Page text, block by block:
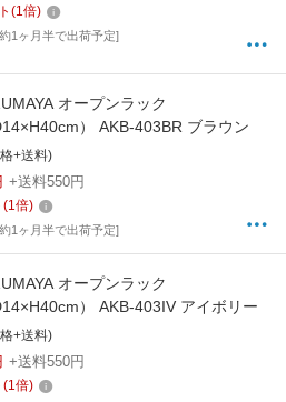
(1倍)
1ヶ月半で出荷予定]
オープンラック
） AKB-403BR ブラウン
+送料)
+送料550円
(1倍)
1ヶ月半で出荷予定]
オープンラック
） AKB-403IV アイボリー
+送料)
+送料550円
(1倍)